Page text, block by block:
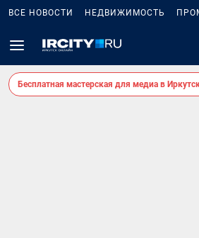
ВСЕ НОВОСТИ НЕДВИЖИМОСТЬ
Бесплатная мастерская для медиа в